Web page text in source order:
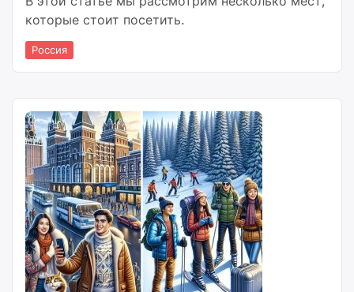
которые стоит посетить.
Россия